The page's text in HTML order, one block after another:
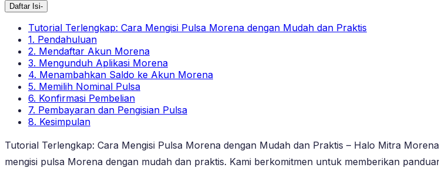
Daftar Isi-
Tutorial Terlengkap: Cara Mengisi Pulsa Morena dengan Mudah dan Praktis
1. Pendahuluan
2. Mendaftar Akun Morena
3. Mengunduh Aplikasi Morena
4. Menambahkan Saldo ke Akun Morena
5. Memilih Nominal Pulsa
6. Konfirmasi Pembelian
7. Pembayaran dan Pengisian Pulsa
8. Kesimpulan
Tutorial Terlengkap: Cara Mengisi Pulsa Morena dengan Mudah dan Praktis – Halo Mitra
mengisi pulsa Morena dengan mudah dan praktis. Kami berkomitmen untuk memberikan